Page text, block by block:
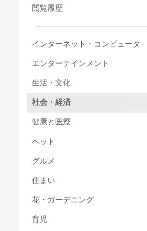
閲覧履歴
インターネット・コンピュータ
エンターテインメント
生活・文化
社会・経済
健康と医療
ペット
グルメ
住まい
花・ガーデニング
育児